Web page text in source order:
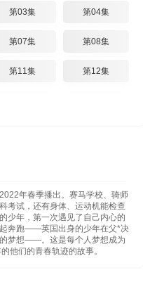
第03集 第04集
第07集 第08集
第11集 第12集
年春季播出。赛马学校、骑师
考试，还有身体、运动机能检查
少年，第一次遇见了自己内心的
奔跑——英国出身的少年在父*决
梦想——。这是每个人梦想成为
他们的青春轨迹的故事。